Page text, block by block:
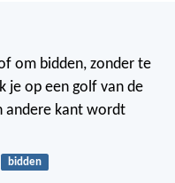
om bidden, zonder te
je op een golf van de
andere kant wordt
bidden